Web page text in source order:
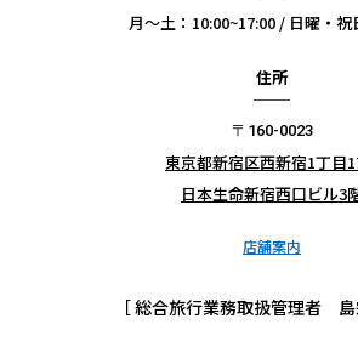
●パスポートの残存有効期限の不足、及
不備等には十分ご注意ください。 お客
れない場合は、当社としては責任を負い
当社が旅行企画・実施する募集型企画旅
月〜土：10:00~17:00 / 日曜・祝
住所
〒160-0023
東京都新宿区西新宿1丁目
日本生命新宿西口ビル3
店舗案内
［ 総合旅行業務取扱管理者 島